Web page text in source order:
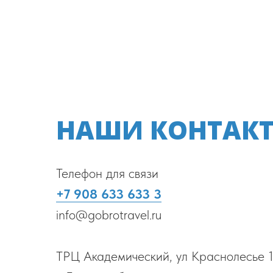
НАШИ
Телефон для связи
+7 908 633 633 3
info@gobrotravel.ru
ТРЦ Академический, ул Краснолесье